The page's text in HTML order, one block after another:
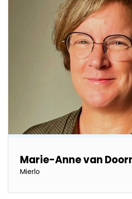
Marie-Anne van
Mierlo